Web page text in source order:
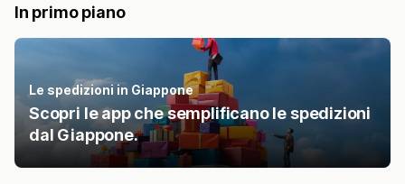
In primo piano
Le spedizioni in Giappone
Scopri le app che semplificano le spedizioni
dal Giappone.